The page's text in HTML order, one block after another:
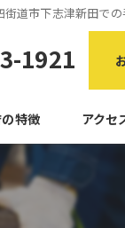
道市下志津新田で
1921
特徴 アクセ